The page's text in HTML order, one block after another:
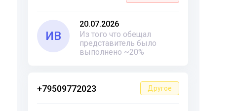
ИВ
20.07.2026
Из того что обещал
представитель было
выполнено ~20%
+79509772023 Другое